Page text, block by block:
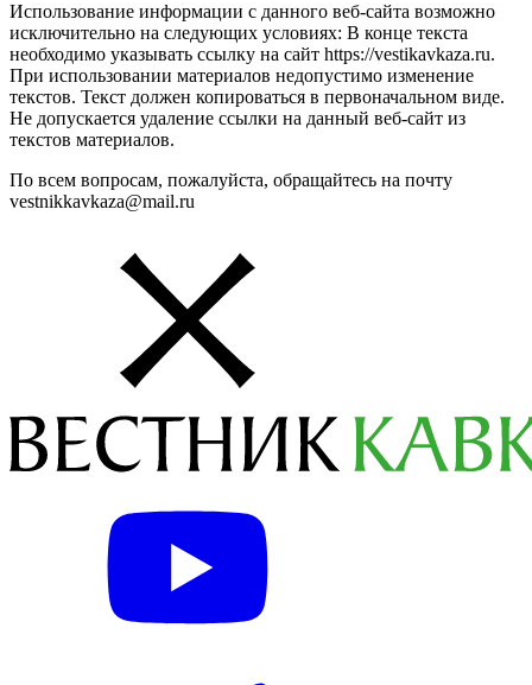
Использование информации с данного веб-сайта возможно
исключительно на следующих условиях: В конце текста
необходимо указывать ссылку на сайт https://vestikavkaza.ru.
При использовании материалов недопустимо изменение
текстов. Текст должен копироваться в первоначальном виде.
Не допускается удаление ссылки на данный веб-сайт из
текстов материалов.
По всем вопросам, пожалуйста, обращайтесь на почту
vestnikkavkaza@mail.ru